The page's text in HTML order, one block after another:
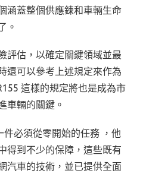
涵蓋整個供應鍊和車輛生命
。
評估，以確定關鍵領域並最
還可以參考上述規定來作為
這樣的規定將也是成為市
車輛的關鍵。
件必須從零開始的任務 ，他
得到不少的保障，這些既有
汽車的技術，並已提供全面